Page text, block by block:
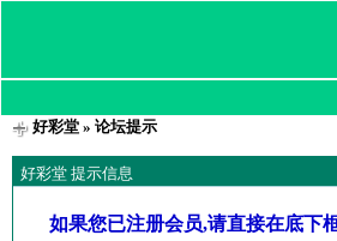
好彩堂» 论坛提示
好彩堂 提示信息
如果您已注册会员,请直接在底下